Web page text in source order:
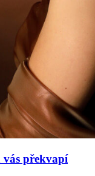
vás překvapí